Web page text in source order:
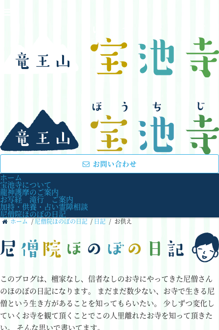
お問い合わせ
ホーム
宝池寺について
龍神護摩のご案内
お写経 滝行 ご案内
加持・供養・占い霊障相談
尼僧院ほのぼの日記
ホーム / 尼僧院ほのぼの日記 / 日記 / お供え
このブログは、檀家なし、信者なしのお寺にやってきた尼僧さん
のほのぼの日記になります。 まだまだ数少ない、お寺で生きる尼
僧という生き方があることを知ってもらいたい。
少しずつ変化し
ていくお寺を観て頂くことでこの人里離れたお寺を知って頂きた
い。 そんな思いで書いてます。